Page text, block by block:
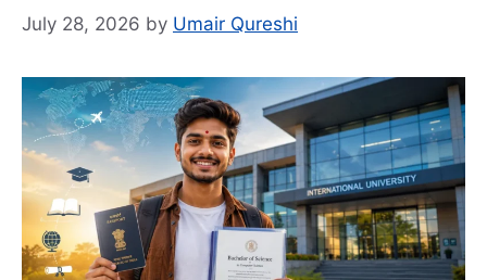
July 28, 2026 by Umair Qureshi